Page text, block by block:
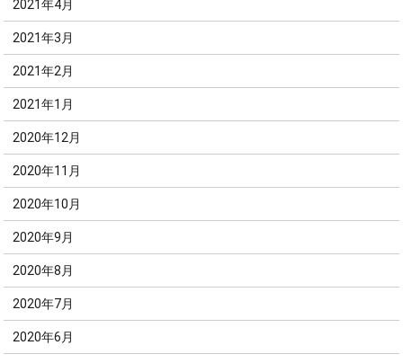
2021年4月
2021年3月
2021年2月
2021年1月
2020年12月
2020年11月
2020年10月
2020年9月
2020年8月
2020年7月
2020年6月